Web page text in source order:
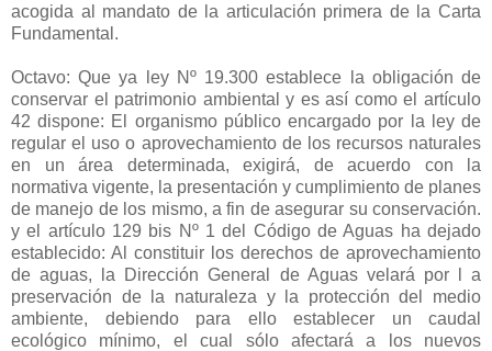
acogida al mandato de la articulación primera de la Carta
Fundamental.
Octavo: Que ya ley Nº 19.300 establece la obligación de
conservar el patrimonio ambiental y es así como el artículo
42 dispone: El organismo público encargado por la ley de
regular el uso o aprovechamiento de los recursos naturales
en un área determinada, exigirá, de acuerdo con la
normativa vigente, la presentación y cumplimiento de planes
de manejo de los mismo, a fin de asegurar su conservación.
y el artículo 129 bis Nº 1 del Código de Aguas ha dejado
establecido: Al constituir los derechos de aprovechamiento
de aguas, la Dirección General de Aguas velará por l a
preservación de la naturaleza y la protección del medio
ambiente, debiendo para ello establecer un caudal
ecológico mínimo, el cual sólo afectará a los nuevos